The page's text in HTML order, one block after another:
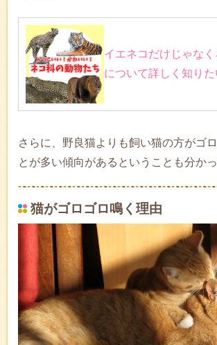
イエネコだけじゃな
について詳しく知りた
さらに、野良猫よりも飼い猫の方がゴ
とが多い傾向があるということも分かっ
猫がゴロゴロ鳴く理由